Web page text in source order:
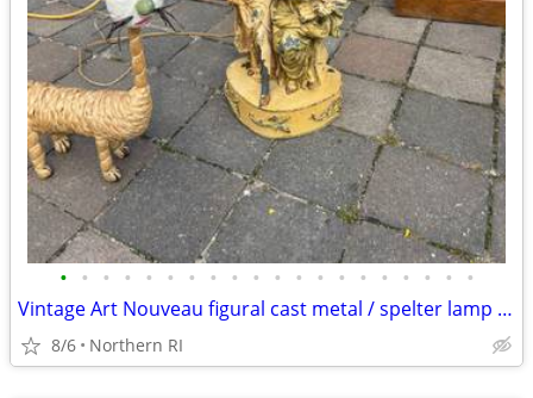
• • • • • • • • • • • • • • • • • • • •
Vintage Art Nouveau figural cast metal / spelter lamp A237
8/6 Northern RI